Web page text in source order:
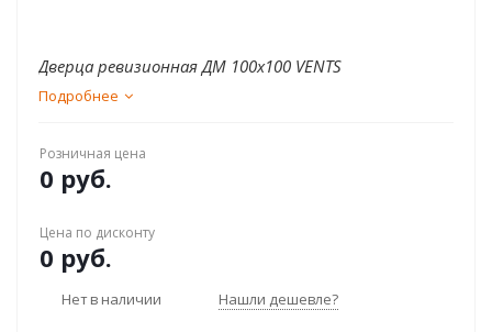
Дверца ревизионная ДМ 100x100 VENTS
Подробнее
Розничная цена
0 руб.
Цена по дисконту
0 руб.
Нет в наличии Нашли дешевле?